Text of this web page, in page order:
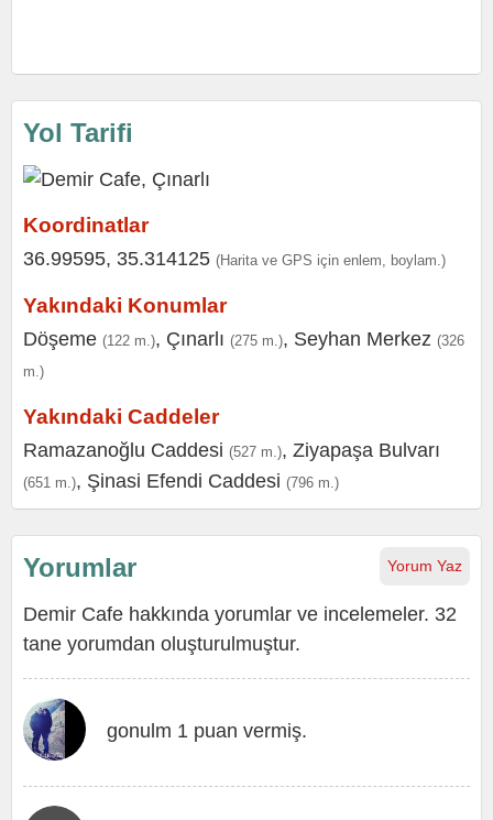
Yol Tarifi
Koordinatlar
36.99595, 35.314125 (Harita ve GPS için enlem, boylam.)
Yakındaki Konumlar
Döşeme (122 m.), Çınarlı (275 m.), Seyhan Merkez (326
m.)
Yakındaki Caddeler
Ramazanoğlu Caddesi (527 m.), Ziyapaşa Bulvarı
(651 m.), Şinasi Efendi Caddesi (796 m.)
Yorum Yaz
Yorumlar
Demir Cafe hakkında yorumlar ve incelemeler. 32
tane yorumdan oluşturulmuştur.
gonulm 1 puan vermiş.